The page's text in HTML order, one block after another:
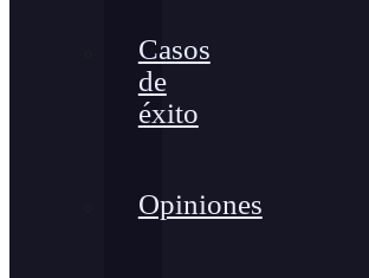
Casos
de
éxito
Opiniones